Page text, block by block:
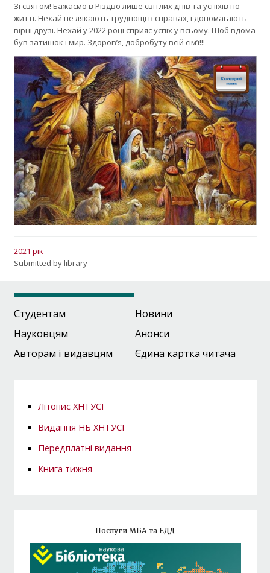
Зі святом! Бажаємо в Різдво лише світлих днів та успіхів по
житті. Нехай не лякають труднощі в справах, і допомагають
вірні друзі. Нехай у 2022 році сприяє успіх у всьому. Щоб вдома
був затишок і мир. Здоров’я, добробуту всій сім’ї!!!
2021 рік
Submitted bylibrary
Студентам
Науковцям
Авторам і видавцям
Новини
Анонси
Єдина картка читача
Літопис ХНТУСГ
Видання НБ ХНТУСГ
Передплатні видання
Книга тижня
Послуги МБА та ЕДД